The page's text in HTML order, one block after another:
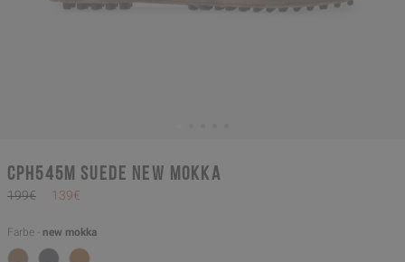
CPH545M suede new mokka
199€ 139€
Farbe - new mokka